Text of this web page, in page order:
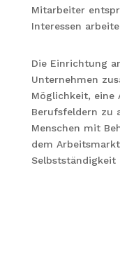
Mitarbeiter
Interessen
Die Einrichtung
Unternehmen
Möglichkeit, eine
Berufsfeldern zu
Menschen mit
dem